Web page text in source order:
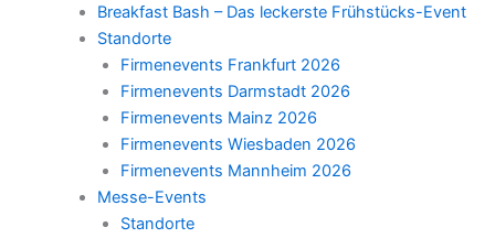
Breakfast Bash – Das leckerste Frühstücks-Event
Standorte
Firmenevents Frankfurt 2026
Firmenevents Darmstadt 2026
Firmenevents Mainz 2026
Firmenevents Wiesbaden 2026
Firmenevents Mannheim 2026
Messe-Events
Standorte